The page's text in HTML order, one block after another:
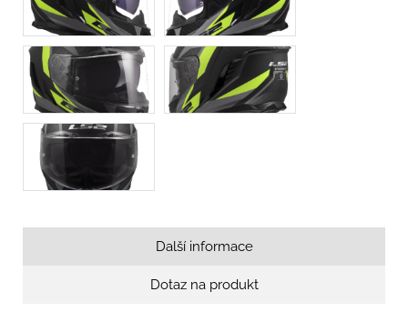
Další informace
Dotaz na produkt